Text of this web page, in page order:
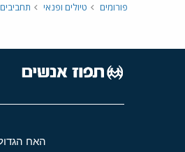
פורומים טיולים ופנאי תחביבים
האח